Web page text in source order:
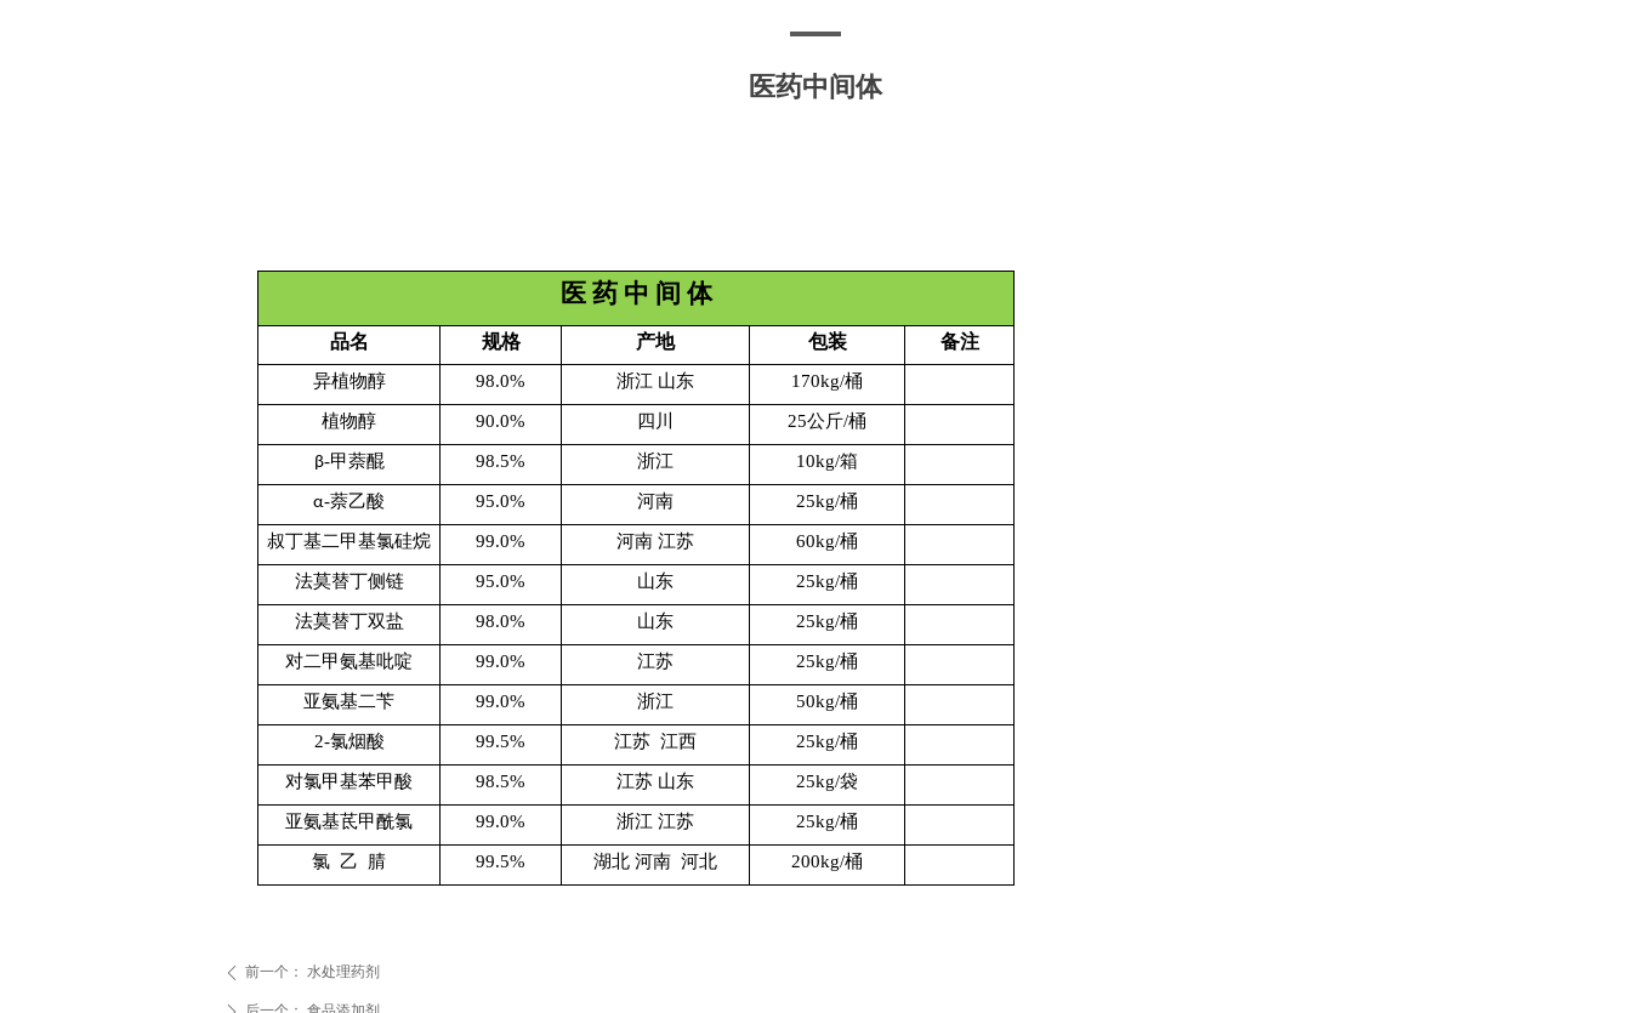
医药中间体
ꄴ 前一个： 水处理药剂
医 药 中 间 体
品名 规格 产地 包装 备注
异植物醇 98.0% 浙江 山东 170kg/桶
植物醇 90.0% 四川 25公斤/桶
β-甲萘醌 98.5% 浙江 10kg/箱
α-萘乙酸 95.0% 河南 25kg/桶
叔丁基二甲基氯硅烷 99.0% 河南 江苏 60kg/桶
法莫替丁侧链 95.0% 山东 25kg/桶
法莫替丁双盐 98.0% 山东 25kg/桶
对二甲氨基吡啶 99.0% 江苏 25kg/桶
亚氨基二苄 99.0% 浙江 50kg/桶
2-氯烟酸 99.5% 江苏 江西 25kg/桶
对氯甲基苯甲酸 98.5% 江苏 山东 25kg/袋
亚氨基茋甲酰氯 99.0% 浙江 江苏 25kg/桶
氯 乙 腈 99.5% 湖北 河南 河北 200kg/桶